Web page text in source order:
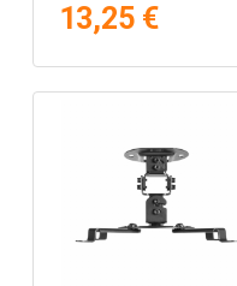
13,25 €